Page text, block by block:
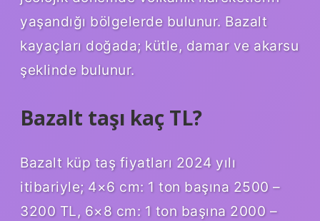
yaşandığı bölgelerde bulunur. Bazalt
kayaçları doğada; kütle, damar ve akarsu
şeklinde bulunur.
Bazalt taşı kaç TL?
Bazalt küp taş fiyatları 2024 yılı
itibariyle; 4×6 cm: 1 ton başına 2500 –
3200 TL, 6×8 cm: 1 ton başına 2000 –